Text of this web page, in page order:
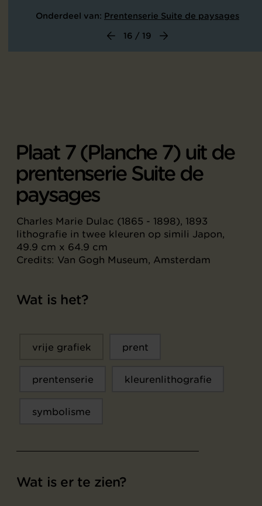
Onderdeel van: Prentenserie Suite de paysages
16 / 19
Plaat 7 (Planche 7) uit de
prentenserie Suite de
paysages
Charles Marie Dulac (1865 - 1898), 1893
lithografie in twee kleuren op simili Japon,
49.9 cm x 64.9 cm
Credits: Van Gogh Museum, Amsterdam
Wat is het?
vrije grafiek prent
prentenserie kleurenlithografie
symbolisme
Wat is er te zien?